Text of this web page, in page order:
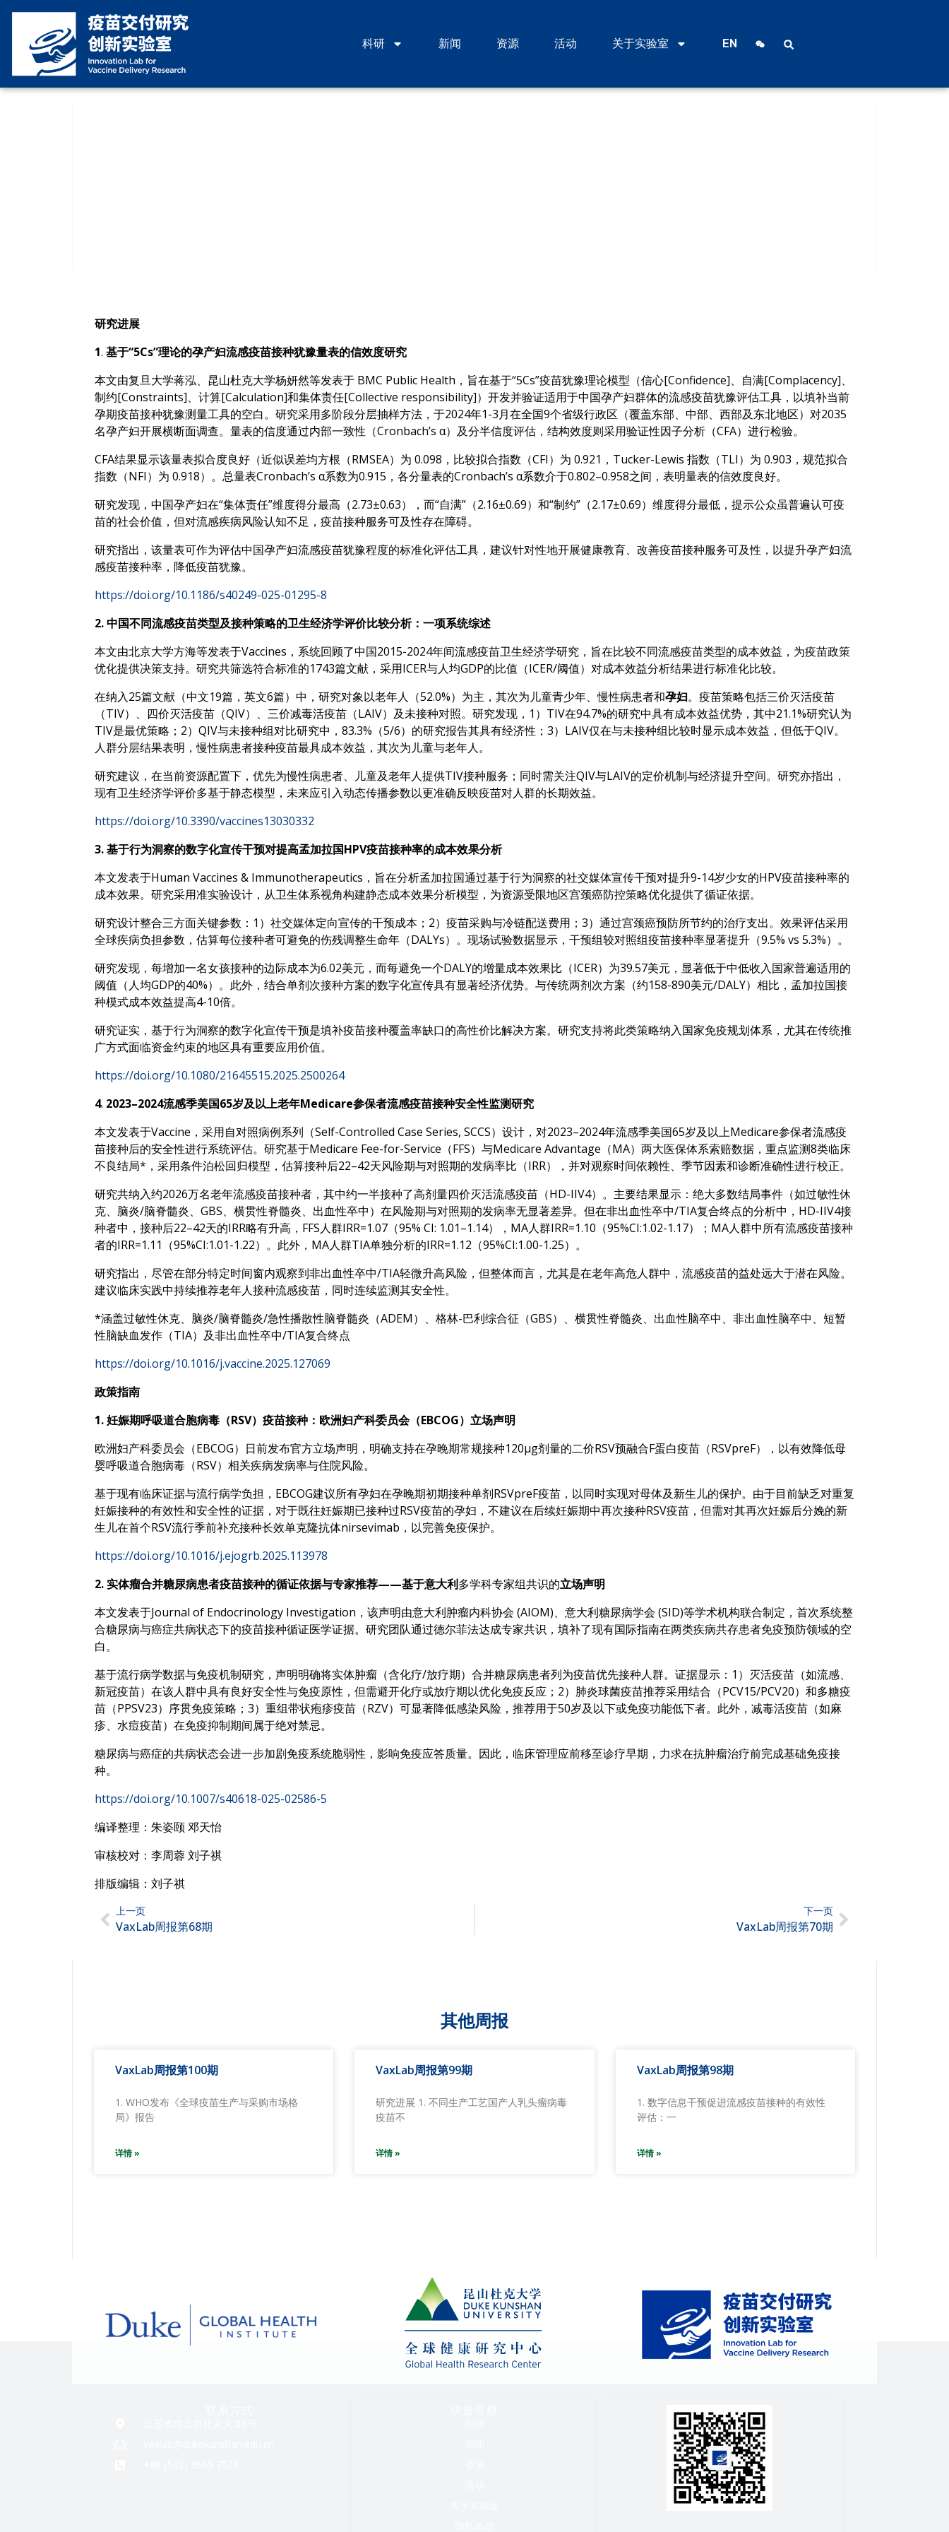
科研 新闻 资源 活动 关于实验室 EN
研究进展
1. 基于“5Cs”理论的孕产妇流感疫苗接种犹豫量表的信效度研究
本文由复旦大学蒋泓、昆山杜克大学杨妍然等发表于 BMC Public Health，旨在基于“5Cs”疫苗犹豫理论模型（信心[Confidence]、自满[Complacency]、
制约[Constraints]、计算[Calculation]和集体责任[Collective responsibility]）开发并验证适用于中国孕产妇群体的流感疫苗犹豫评估工具，以填补当前
孕期疫苗接种犹豫测量工具的空白。研究采用多阶段分层抽样方法，于2024年1-3月在全国9个省级行政区（覆盖东部、中部、西部及东北地区）对2035
名孕产妇开展横断面调查。量表的信度通过内部一致性（Cronbach’s α）及分半信度评估，结构效度则采用验证性因子分析（CFA）进行检验。
CFA结果显示该量表拟合度良好（近似误差均方根（RMSEA）为 0.098，比较拟合指数（CFI）为 0.921，Tucker-Lewis 指数（TLI）为 0.903，规范拟合
指数（NFI）为 0.918）。总量表Cronbach’s α系数为0.915，各分量表的Cronbach’s α系数介于0.802–0.958之间，表明量表的信效度良好。
研究发现，中国孕产妇在“集体责任”维度得分最高（2.73±0.63），而“自满”（2.16±0.69）和“制约”（2.17±0.69）维度得分最低，提示公众虽普遍认可疫
苗的社会价值，但对流感疾病风险认知不足，疫苗接种服务可及性存在障碍。
研究指出，该量表可作为评估中国孕产妇流感疫苗犹豫程度的标准化评估工具，建议针对性地开展健康教育、改善疫苗接种服务可及性，以提升孕产妇流
感疫苗接种率，降低疫苗犹豫。
https://doi.org/10.1186/s40249-025-01295-8
2. 中国不同流感疫苗类型及接种策略的卫生经济学评价比较分析：一项系统综述
本文由北京大学方海等发表于Vaccines，系统回顾了中国2015-2024年间流感疫苗卫生经济学研究，旨在比较不同流感疫苗类型的成本效益，为疫苗政策
优化提供决策支持。研究共筛选符合标准的1743篇文献，采用ICER与人均GDP的比值（ICER/阈值）对成本效益分析结果进行标准化比较。
在纳入25篇文献（中文19篇，英文6篇）中，研究对象以老年人（52.0%）为主，其次为儿童青少年、慢性病患者和孕妇。疫苗策略包括三价灭活疫苗
（TIV）、四价灭活疫苗（QIV）、三价减毒活疫苗（LAIV）及未接种对照。研究发现，1）TIV在94.7%的研究中具有成本效益优势，其中21.1%研究认为
TIV是最优策略；2）QIV与未接种组对比研究中，83.3%（5/6）的研究报告其具有经济性；3）LAIV仅在与未接种组比较时显示成本效益，但低于QIV。
人群分层结果表明，慢性病患者接种疫苗最具成本效益，其次为儿童与老年人。
研究建议，在当前资源配置下，优先为慢性病患者、儿童及老年人提供TIV接种服务；同时需关注QIV与LAIV的定价机制与经济提升空间。研究亦指出，
现有卫生经济学评价多基于静态模型，未来应引入动态传播参数以更准确反映疫苗对人群的长期效益。
https://doi.org/10.3390/vaccines13030332
3.基于行为洞察的数字化宣传干预对提高孟加拉国HPV疫苗接种率的成本效果分析
本文发表于Human Vaccines & Immunotherapeutics，旨在分析孟加拉国通过基于行为洞察的社交媒体宣传干预对提升9-14岁少女的HPV疫苗接种率的
成本效果。研究采用准实验设计，从卫生体系视角构建静态成本效果分析模型，为资源受限地区宫颈癌防控策略优化提供了循证依据。
研究设计整合三方面关键参数：1）社交媒体定向宣传的干预成本；2）疫苗采购与冷链配送费用；3）通过宫颈癌预防所节约的治疗支出。效果评估采用
全球疾病负担参数，估算每位接种者可避免的伤残调整生命年（DALYs）。现场试验数据显示，干预组较对照组疫苗接种率显著提升（9.5% vs 5.3%）。
研究发现，每增加一名女孩接种的边际成本为6.02美元，而每避免一个DALY的增量成本效果比（ICER）为39.57美元，显著低于中低收入国家普遍适用的
阈值（人均GDP的40%）。此外，结合单剂次接种方案的数字化宣传具有显著经济优势。与传统两剂次方案（约158-890美元/DALY）相比，孟加拉国接
种模式成本效益提高4-10倍。
研究证实，基于行为洞察的数字化宣传干预是填补疫苗接种覆盖率缺口的高性价比解决方案。研究支持将此类策略纳入国家免疫规划体系，尤其在传统推
广方式面临资金约束的地区具有重要应用价值。
https://doi.org/10.1080/21645515.2025.2500264
4. 2023–2024流感季美国65岁及以上老年Medicare参保者流感疫苗接种安全性监测研究
本文发表于Vaccine，采用自对照病例系列（Self-Controlled Case Series, SCCS）设计，对2023–2024年流感季美国65岁及以上Medicare参保者流感疫
苗接种后的安全性进行系统评估。研究基于Medicare Fee-for-Service（FFS）与Medicare Advantage（MA）两大医保体系索赔数据，重点监测8类临床
不良结局*，采用条件泊松回归模型，估算接种后22–42天风险期与对照期的发病率比（IRR），并对观察时间依赖性、季节因素和诊断准确性进行校正。
研究共纳入约2026万名老年流感疫苗接种者，其中约一半接种了高剂量四价灭活流感疫苗（HD-IIV4）。主要结果显示：绝大多数结局事件（如过敏性休
克、脑炎/脑脊髓炎、GBS、横贯性脊髓炎、出血性卒中）在风险期与对照期的发病率无显著差异。但在非出血性卒中/TIA复合终点的分析中，HD-IIV4接
种者中，接种后22–42天的IRR略有升高，FFS人群IRR=1.07（95% CI: 1.01–1.14），MA人群IRR=1.10（95%CI:1.02-1.17）；MA人群中所有流感疫苗接种
者的IRR=1.11（95%CI:1.01-1.22）。此外，MA人群TIA单独分析的IRR=1.12（95%CI:1.00-1.25）。
研究指出，尽管在部分特定时间窗内观察到非出血性卒中/TIA轻微升高风险，但整体而言，尤其是在老年高危人群中，流感疫苗的益处远大于潜在风险。
建议临床实践中持续推荐老年人接种流感疫苗，同时连续监测其安全性。
*涵盖过敏性休克、脑炎/脑脊髓炎/急性播散性脑脊髓炎（ADEM）、格林-巴利综合征（GBS）、横贯性脊髓炎、出血性脑卒中、非出血性脑卒中、短暂
性脑缺血发作（TIA）及非出血性卒中/TIA复合终点
https://doi.org/10.1016/j.vaccine.2025.127069
政策指南
1. 妊娠期呼吸道合胞病毒（RSV）疫苗接种：欧洲妇产科委员会（EBCOG）立场声明
欧洲妇产科委员会（EBCOG）日前发布官方立场声明，明确支持在孕晚期常规接种120μg剂量的二价RSV预融合F蛋白疫苗（RSVpreF），以有效降低母
婴呼吸道合胞病毒（RSV）相关疾病发病率与住院风险。
基于现有临床证据与流行病学负担，EBCOG建议所有孕妇在孕晚期初期接种单剂RSVpreF疫苗，以同时实现对母体及新生儿的保护。由于目前缺乏对重复
妊娠接种的有效性和安全性的证据，对于既往妊娠期已接种过RSV疫苗的孕妇，不建议在后续妊娠期中再次接种RSV疫苗，但需对其再次妊娠后分娩的新
生儿在首个RSV流行季前补充接种长效单克隆抗体nirsevimab，以完善免疫保护。
https://doi.org/10.1016/j.ejogrb.2025.113978
2. 实体瘤合并糖尿病患者疫苗接种的循证依据与专家推荐——基于意大利多学科专家组共识的立场声明
本文发表于Journal of Endocrinology Investigation，该声明由意大利肿瘤内科协会 (AIOM)、意大利糖尿病学会 (SID)等学术机构联合制定，首次系统整
合糖尿病与癌症共病状态下的疫苗接种循证医学证据。研究团队通过德尔菲法达成专家共识，填补了现有国际指南在两类疾病共存患者免疫预防领域的空
白。
基于流行病学数据与免疫机制研究，声明明确将实体肿瘤（含化疗/放疗期）合并糖尿病患者列为疫苗优先接种人群。证据显示：1）灭活疫苗（如流感、
新冠疫苗）在该人群中具有良好安全性与免疫原性，但需避开化疗或放疗期以优化免疫反应；2）肺炎球菌疫苗推荐采用结合（PCV15/PCV20）和多糖疫
苗（PPSV23）序贯免疫策略；3）重组带状疱疹疫苗（RZV）可显著降低感染风险，推荐用于50岁及以下或免疫功能低下者。此外，减毒活疫苗（如麻
疹、水痘疫苗）在免疫抑制期间属于绝对禁忌。
糖尿病与癌症的共病状态会进一步加剧免疫系统脆弱性，影响免疫应答质量。因此，临床管理应前移至诊疗早期，力求在抗肿瘤治疗前完成基础免疫接
种。
https://doi.org/10.1007/s40618-025-02586-5
编译整理：朱姿颐 邓天怡
审核校对：李周蓉 刘子祺
排版编辑：刘子祺
上一页
VaxLab周报第68期
下一页
VaxLab周报第70期
其他周报
VaxLab周报第100期
1. WHO发布《全球疫苗生产与采购市场格
局》报告
详情 »
VaxLab周报第99期
研究进展 1. 不同生产工艺国产人乳头瘤病毒
疫苗不
详情 »
VaxLab周报第98期
1. 数字信息干预促进流感疫苗接种的有效性
评估：一
详情 »